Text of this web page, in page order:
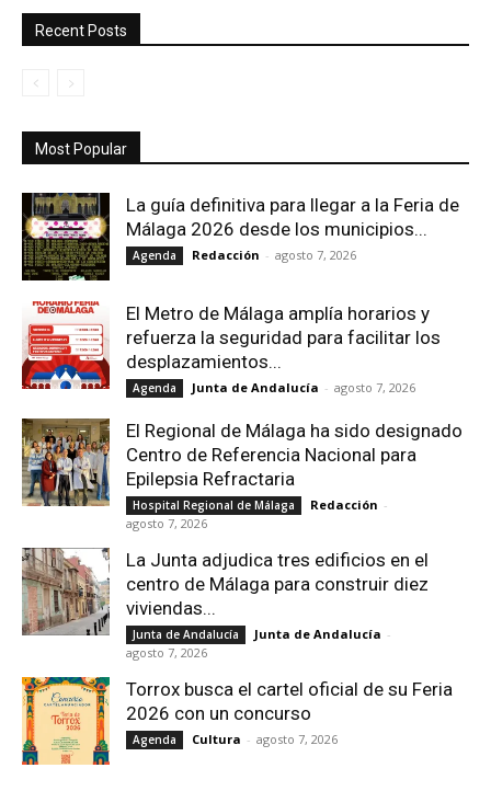
Recent Posts
Most Popular
La guía definitiva para llegar a la Feria de
Málaga 2026 desde los municipios...
Agenda Redacción - agosto 7, 2026
El Metro de Málaga amplía horarios y
refuerza la seguridad para facilitar los
desplazamientos...
Agenda Junta de Andalucía - agosto 7, 2026
El Regional de Málaga ha sido designado
Centro de Referencia Nacional para
Epilepsia Refractaria
Hospital Regional de Málaga Redacción -
agosto 7, 2026
La Junta adjudica tres edificios en el
centro de Málaga para construir diez
viviendas...
Junta de Andalucía Junta de Andalucía -
agosto 7, 2026
Torrox busca el cartel oficial de su Feria
2026 con un concurso
Agenda Cultura - agosto 7, 2026